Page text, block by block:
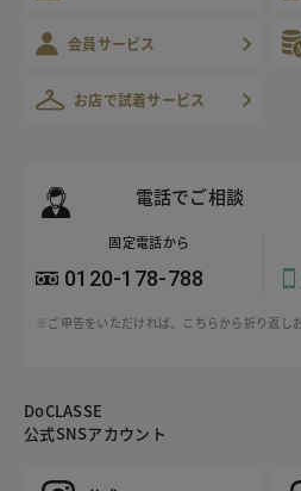
会員サービス
お店で試着サービス
電話でご相談
固定電話から
0120-178-788
※ご申告をいただければ、こちらから折り返し
DoCLASSE
公式SNSアカウント